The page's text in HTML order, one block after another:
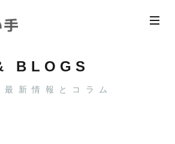
BLOGS
新情報とコラム